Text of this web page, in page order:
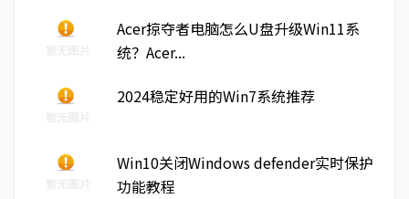
Acer掠夺者电脑怎么U盘升级Win11系
统？Acer...
2024稳定好用的Win7系统推荐
Win10关闭Windows defender实时保护
功能教程